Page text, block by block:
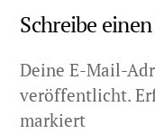
Schreibe
Deine E-Mail-
veröffentlicht.
markiert